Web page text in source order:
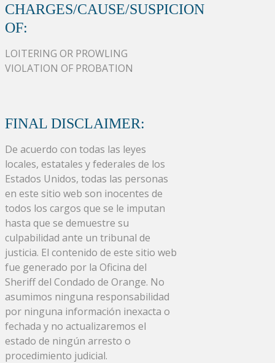
CHARGES/CAUSE/SUSPICION
OF:
LOITERING OR PROWLING
VIOLATION OF PROBATION
FINAL DISCLAIMER:
De acuerdo con todas las leyes
locales, estatales y federales de los
Estados Unidos, todas las personas
en este sitio web son inocentes de
todos los cargos que se le imputan
hasta que se demuestre su
culpabilidad ante un tribunal de
justicia. El contenido de este sitio web
fue generado por la Oficina del
Sheriff del Condado de Orange. No
asumimos ninguna responsabilidad
por ninguna información inexacta o
fechada y no actualizaremos el
estado de ningún arresto o
procedimiento judicial.